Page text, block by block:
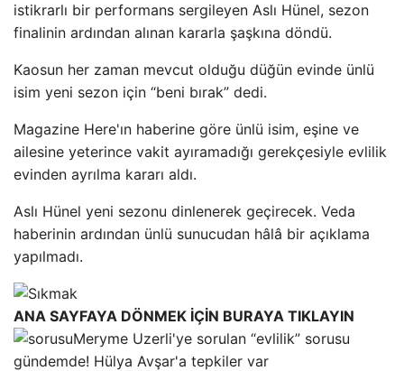
istikrarlı bir performans sergileyen Aslı Hünel, sezon
finalinin ardından alınan kararla şaşkına döndü.
Kaosun her zaman mevcut olduğu düğün evinde ünlü
isim yeni sezon için “beni bırak” dedi.
Magazine Here'ın haberine göre ünlü isim, eşine ve
ailesine yeterince vakit ayıramadığı gerekçesiyle evlilik
evinden ayrılma kararı aldı.
Aslı Hünel yeni sezonu dinlenerek geçirecek. Veda
haberinin ardından ünlü sunucudan hâlâ bir açıklama
yapılmadı.
ANA SAYFAYA DÖNMEK İÇİN BURAYA TIKLAYIN
Meryme Uzerli'ye sorulan “evlilik” sorusu
gündemde! Hülya Avşar'a tepkiler var